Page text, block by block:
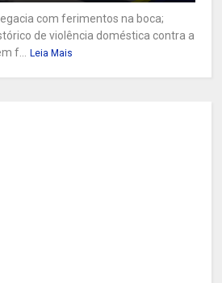
com ferimentos na boca;
de violência doméstica contra a
f...
Leia Mais